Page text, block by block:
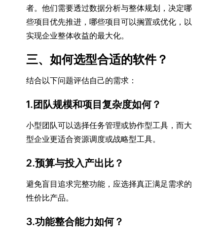
者。他们需要透过数据分析与整体规划，决定哪
些项目优先推进，哪些项目可以搁置或优化，以
实现企业整体收益的最大化。
三、如何选型合适的软件？
结合以下问题评估自己的需求：
1.团队规模和项目复杂度如何？
小型团队可以选择任务管理或协作型工具，而大
型企业更适合资源调度或战略型工具。
2.预算与投入产出比？
避免盲目追求完整功能，应选择真正满足需求的
性价比产品。
3.功能整合能力如何？